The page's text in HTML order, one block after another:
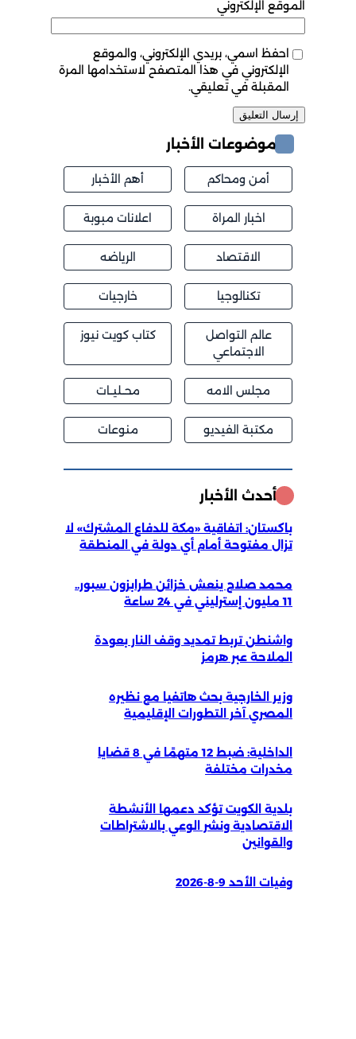
الموقع الإلكتروني
احفظ اسمي، بريدي الإلكتروني، والموقع
الإلكتروني في هذا المتصفح لاستخدامها المرة
المقبلة في تعليقي.
موضوعات الأخبار
أمن ومحاكم أهم الأخبار
اخبار المراة اعلانات مبوبة
الاقتصاد الرياضه
تكنالوجيا خارجيات
عالم التواصل
الاجتماعي
كتاب كويت نيوز
مجلس الامه محــليــات
مكتبة الفيديو منوعات
أحدث الأخبار
باكستان: اتفاقية «مكة للدفاع المشترك» لا
تزال مفتوحة أمام أي دولة في المنطقة
محمد صلاح ينعش خزائن طرابزون سبور..
11 مليون إسترليني في 24 ساعة
واشنطن تربط تمديد وقف النار بعودة
الملاحة عبر هرمز
وزير الخارجية بحث هاتفيا مع نظيره
المصري آخر التطورات الإقليمية
الداخلية: ضبط 12 متهمًا في 8 قضايا
مخدرات مختلفة
بلدية الكويت تؤكد دعمها الأنشطة
الاقتصادية ونشر الوعي بالاشتراطات
والقوانين
وفيات الأحد 9-8-2026